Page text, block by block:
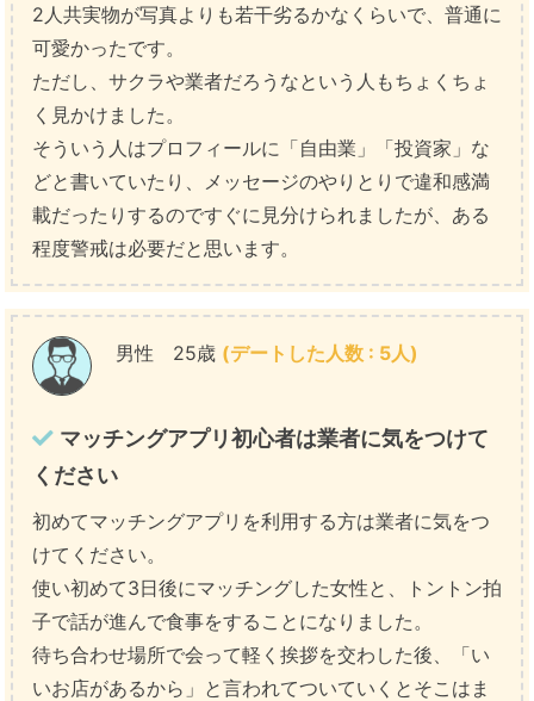
2人共実物が写真よりも若干劣るかなくらいで、普通に
可愛かったです。
ただし、サクラや業者だろうなという人もちょくちょ
く見かけました。
そういう人はプロフィールに「自由業」「投資家」な
どと書いていたり、メッセージのやりとりで違和感満
載だったりするのですぐに見分けられましたが、ある
程度警戒は必要だと思います。
男性 25歳 (デートした人数 : 5人)
マッチングアプリ初心者は業者に気をつけて
ください
初めてマッチングアプリを利用する方は業者に気をつ
けてください。
使い初めて3日後にマッチングした女性と、トントン拍
子で話が進んで食事をすることになりました。
待ち合わせ場所で会って軽く挨拶を交わした後、「い
いお店があるから」と言われてついていくとそこはま